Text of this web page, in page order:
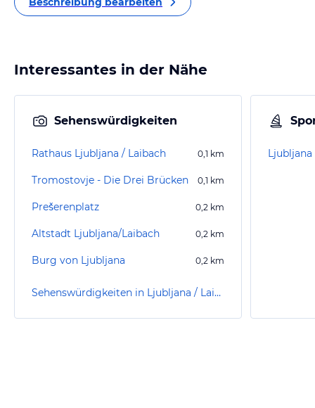
Interessantes in der Nähe
Sehenswürdigkeiten
Rathaus Ljubljana / Laibach 0,1 km
Tromostovje - Die Drei Brücken 0,1 km
Prešerenplatz 0,2 km
Altstadt Ljubljana/Laibach 0,2 km
Burg von Ljubljana 0,2 km
Sehenswürdigkeiten in Ljubljana / Laibach